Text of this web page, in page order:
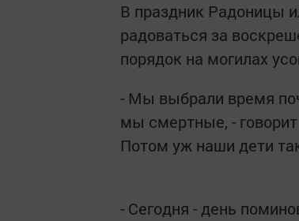
В праздник Радоницы
радоваться за
порядок на могилах
- Мы выбрали время
мы смертные, -
Потом уж наши дети
- Сегодня - день